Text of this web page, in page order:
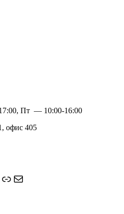
Пт — 10:00-16:00
офис 405
Ссылка
Почта